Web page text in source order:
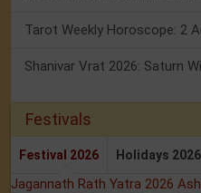
Tarot Weekly Horoscope: 2
Festivals
Festival 2026 Holidays 2026
Jagannath Rath Yatra 2026